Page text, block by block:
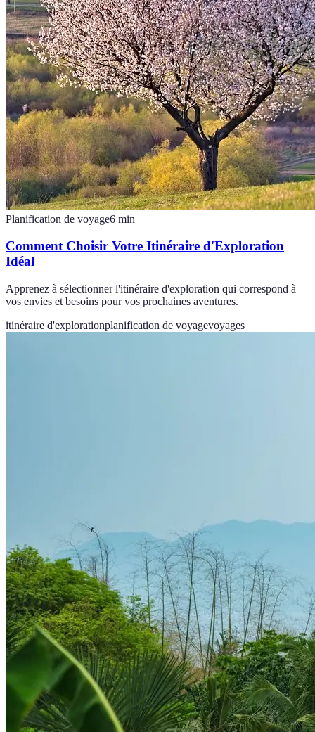
Planification de voyage6 min
Comment Choisir Votre Itinéraire d'Exploration
Idéal
Apprenez à sélectionner l'itinéraire d'exploration qui correspond à
vos envies et besoins pour vos prochaines aventures.
itinéraire d'explorationplanification de voyagevoyages